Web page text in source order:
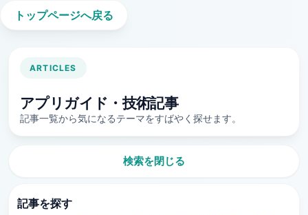
トップページへ戻る
ARTICLES
アプリガイド・技術記事
記事一覧から気になるテーマをすばやく探せます。
検索を閉じる
記事を探す